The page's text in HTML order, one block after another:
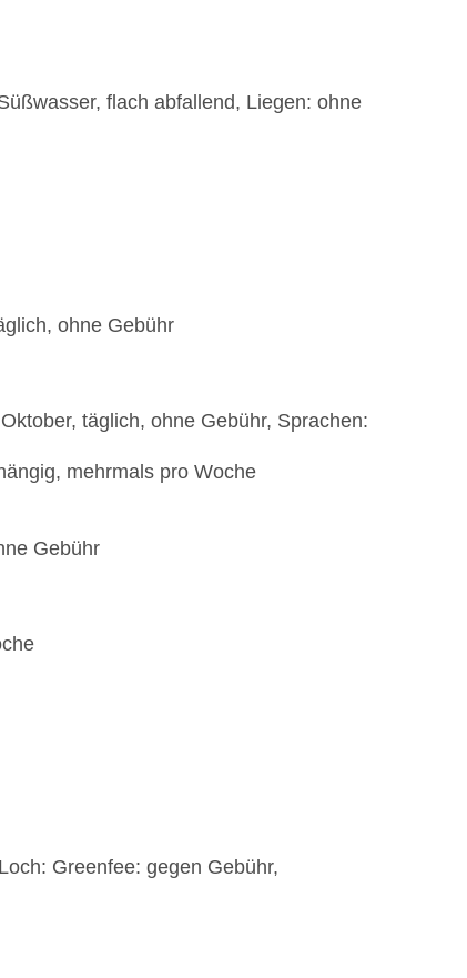
flach abfallend, Liegen: ohne
ohne Gebühr
täglich, ohne Gebühr, Sprachen:
mehrmals pro Woche
Gebühr
Greenfee: gegen Gebühr,